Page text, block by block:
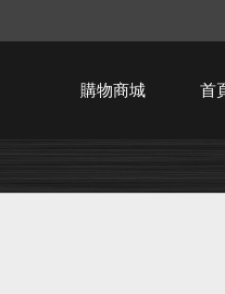
購物商城 首